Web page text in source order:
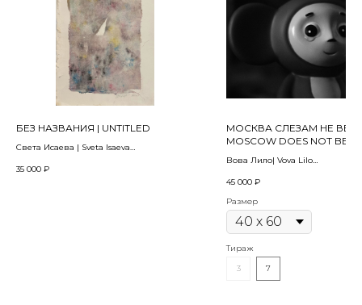
БЕЗ НАЗВАНИЯ | UNTITLED
Света Исаева | Sveta Isaeva
35 000 ₽
МОСКВА СЛЕЗАМ НЕ
MOSCOW DOES NOT
Вова Лило| Vova Lilo
Плоттерная печать на
накатка на дибонд | Plotter
archival paper, knurling on
45 000 ₽
Размер
Тираж
3
7